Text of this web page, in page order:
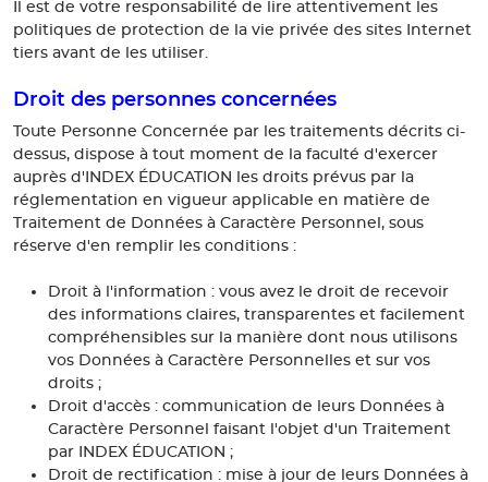
Il est de votre responsabilité de lire attentivement les
politiques de protection de la vie privée des sites Internet
tiers avant de les utiliser.
Droit des personnes concernées
Toute Personne Concernée par les traitements décrits ci-
dessus, dispose à tout moment de la faculté d'exercer
auprès d'INDEX ÉDUCATION les droits prévus par la
réglementation en vigueur applicable en matière de
Traitement de Données à Caractère Personnel, sous
réserve d'en remplir les conditions :
Droit à l'information : vous avez le droit de recevoir
des informations claires, transparentes et facilement
compréhensibles sur la manière dont nous utilisons
vos Données à Caractère Personnelles et sur vos
droits ;
Droit d'accès : communication de leurs Données à
Caractère Personnel faisant l'objet d'un Traitement
par INDEX ÉDUCATION ;
Droit de rectification : mise à jour de leurs Données à